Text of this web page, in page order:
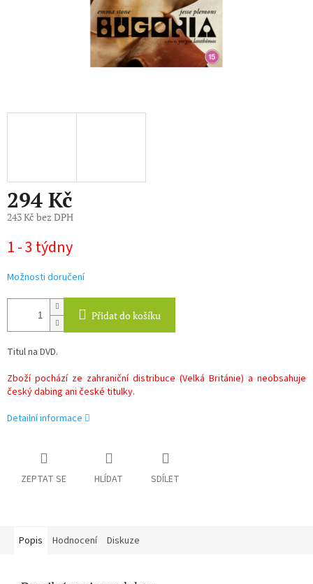
294 Kč
243 Kč bez DPH
cena:
1 - 3 týdny
Možnosti doručení
Přidat do košíku
Titul na DVD.
Zboží pochází ze zahraniční distribuce (Velká Británie) a neobsahuje
český dabing ani české titulky.
Detailní informace
ZEPTAT SE HLÍDAT SDÍLET
Popis Hodnocení Diskuze